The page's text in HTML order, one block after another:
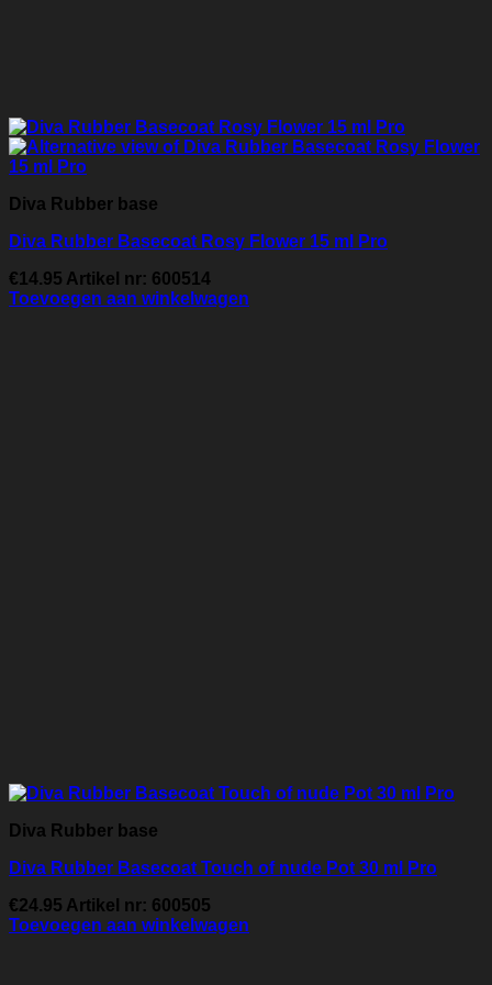
Diva Rubber base
Diva Rubber Basecoat Rosy Flower 15 ml Pro
€14.95 Artikel nr: 600514
Toevoegen aan winkelwagen
Diva Rubber base
Diva Rubber Basecoat Touch of nude Pot 30 ml Pro
€24.95 Artikel nr: 600505
Toevoegen aan winkelwagen